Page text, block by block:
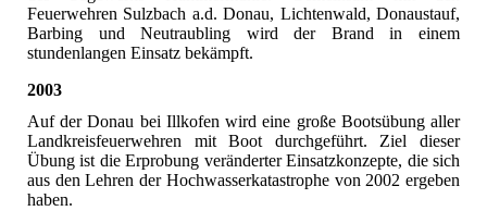
Feuerwehren Sulzbach a.d. Donau, Lichtenwald, Donaustauf,
Barbing und Neutraubling wird der Brand in einem
stundenlangen Einsatz bekämpft.
2003
Auf der Donau bei Illkofen wird eine große Bootsübung aller
Landkreisfeuerwehren mit Boot durchgeführt. Ziel dieser
Übung ist die Erprobung veränderter Einsatzkonzepte, die sich
aus den Lehren der Hochwasserkatastrophe von 2002 ergeben
haben.